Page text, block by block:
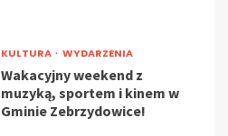
KULTURA WYDARZENIA
Wakacyjny weekend z
muzyką, sportem i kinem w
Gminie Zebrzydowice!